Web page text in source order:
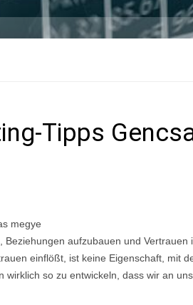
Tipps
megye
Beziehungen aufzubauen und Vertrauen
einflößt, ist keine Eigenschaft, mit
wirklich so zu entwickeln, dass wir an